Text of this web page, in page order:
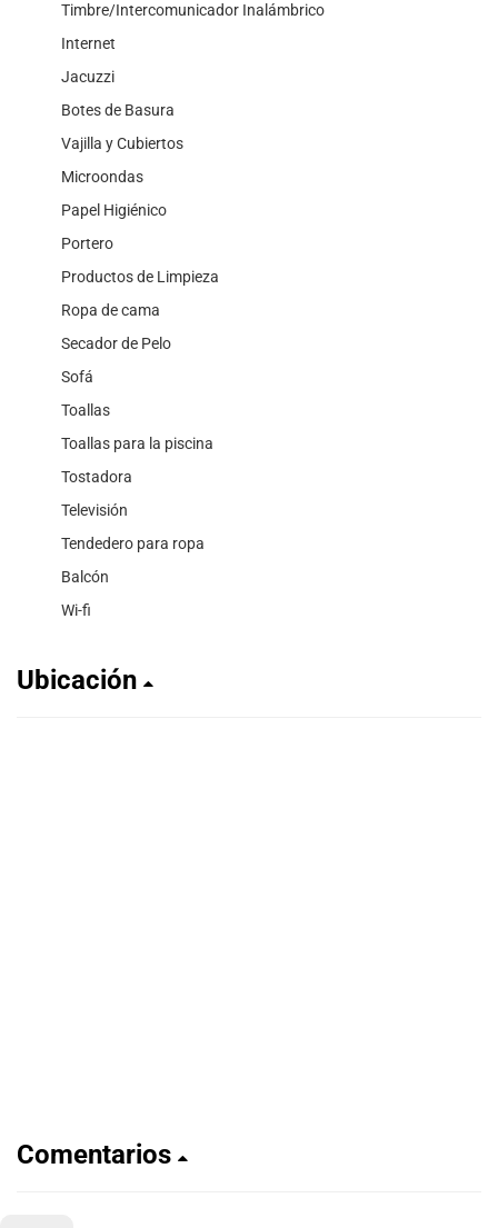
Timbre/Intercomunicador Inalámbrico
Internet
Jacuzzi
Botes de Basura
Vajilla y Cubiertos
Microondas
Papel Higiénico
Portero
Productos de Limpieza
Ropa de cama
Secador de Pelo
Sofá
Toallas
Toallas para la piscina
Tostadora
Televisión
Tendedero para ropa
Balcón
Wi-fi
Ubicación
Comentarios